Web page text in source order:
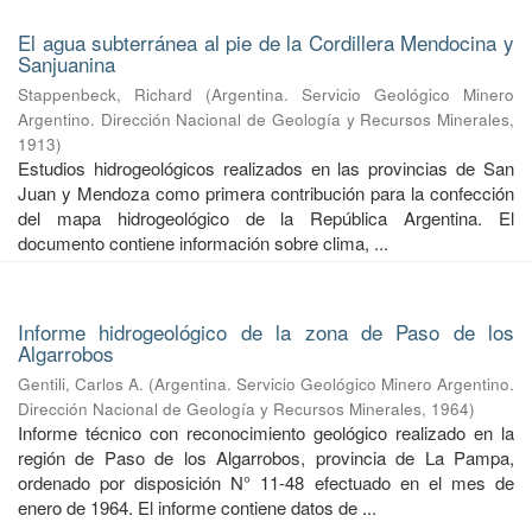
El agua subterránea al pie de la Cordillera Mendocina y
Sanjuanina
Stappenbeck, Richard (Argentina. Servicio Geológico Minero
Argentino. Dirección Nacional de Geología y Recursos Minerales,
1913)
Estudios hidrogeológicos realizados en las provincias de San
Juan y Mendoza como primera contribución para la confección
del mapa hidrogeológico de la República Argentina. El
documento contiene información sobre clima, ...
Informe hidrogeológico de la zona de Paso de los
Algarrobos
Gentili, Carlos A. (Argentina. Servicio Geológico Minero Argentino.
Dirección Nacional de Geología y Recursos Minerales, 1964)
Informe técnico con reconocimiento geológico realizado en la
región de Paso de los Algarrobos, provincia de La Pampa,
ordenado por disposición N° 11-48 efectuado en el mes de
enero de 1964. El informe contiene datos de ...